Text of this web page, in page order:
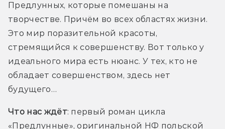
Предлунных, которые помешаны на
творчестве. Причём во всех областях жизни.
Это мир поразительной красоты,
стремящийся к совершенству. Вот только у
идеального мира есть нюанс. У тех, кто не
обладает совершенством, здесь нет
будущего…
Что нас ждёт: первый роман цикла
«Предлунные», оригинальной НФ польской